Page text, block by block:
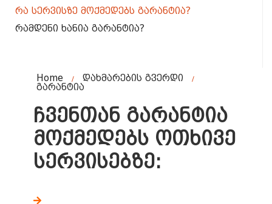
რა სერვისზე მოქმედებს გარანტია?
რამდენი ხანია გარანტია?
Home / დახმარების გვერდი /
გარანტია
ჩვენთან გარანტია
მოქმედებს ოთხივე
სერვისებზე: